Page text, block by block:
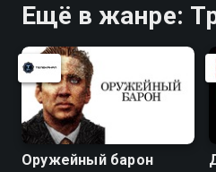
Ещё в жанре:
Оружейный барон